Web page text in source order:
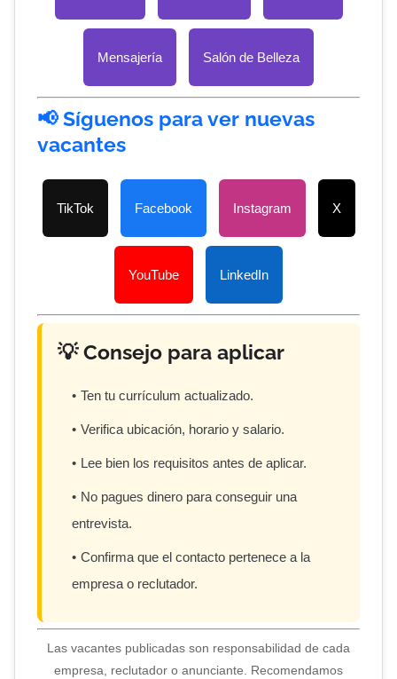
Mensajería Salón de Belleza
📢 Síguenos para ver nuevas
vacantes
TikTok Facebook Instagram X
YouTube LinkedIn
💡 Consejo para aplicar
Ten tu currículum actualizado.
Verifica ubicación, horario y salario.
Lee bien los requisitos antes de aplicar.
No pagues dinero para conseguir una
entrevista.
Confirma que el contacto pertenece a la
empresa o reclutador.
Las vacantes publicadas son responsabilidad de cada
empresa, reclutador o anunciante. Recomendamos